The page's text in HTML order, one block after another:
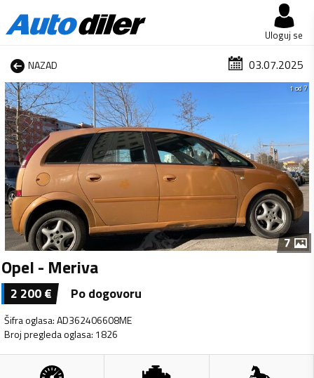
Uloguj se
NAZAD 03.07.2025
1 od 7
7
Opel - Meriva
2 200€ Po dogovoru
Šifra oglasa:AD362406608ME
Broj pregleda oglasa: 1826